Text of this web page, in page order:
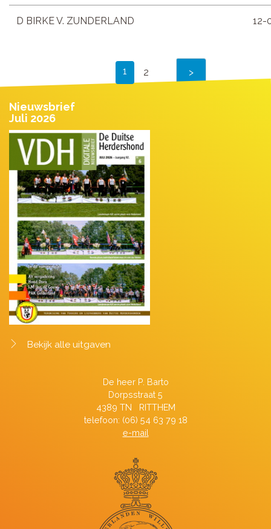
D BIRKE V. ZUNDERLAND 12-
1 2
Nieuwsbrief
Juli 2026
Bekijk alle uitgaven
De heer P. Barto
Dorpsstraat 5
4389 TN RITTHEM
telefoon: (06) 54 63 79 18
e-mail